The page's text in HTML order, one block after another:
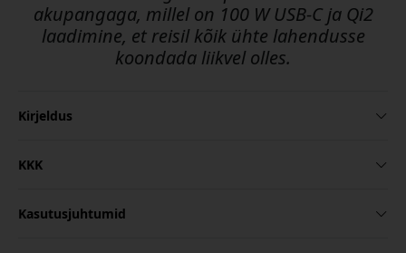
akupangaga, millel on 100 W USB-C ja Qi2
laadimine, et reisil kõik ühte lahendusse
koondada liikvel olles.
Kirjeldus
KKK
Kasutusjuhtumid